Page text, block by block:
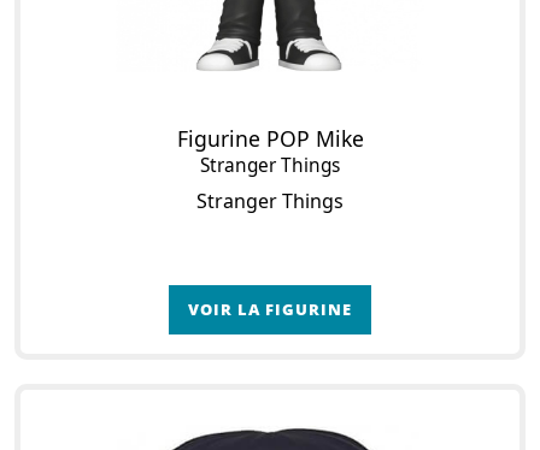
Figurine POP Mike
Stranger Things
Stranger Things
VOIR LA FIGURINE